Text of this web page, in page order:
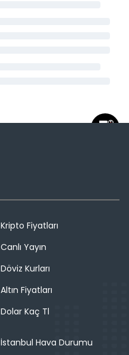
Kripto Fiyatları
Canlı Yayın
Döviz Kurları
Altın Fiyatları
Dolar Kaç Tl
İstanbul Hava Durumu